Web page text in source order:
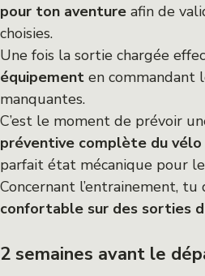
pour ton aventure afin de
choisies.
Une fois la sortie chargée
équipement en commandant
manquantes.
C’est le moment de prévoir
préventive complète du vélo
parfait état mécanique pour
Concernant l’entrainement, tu
confortable sur des sorties
2 semaines avant le